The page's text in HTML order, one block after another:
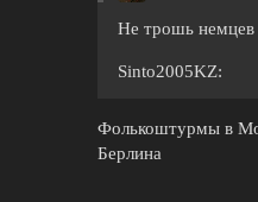
Не трошь немцев
Sinto2005KZ:
Фолькоштурмы в
Берлина